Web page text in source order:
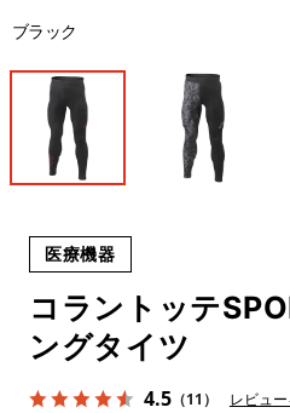
ブラック
医療機器
コラントッテ
ングタイツ
4.5（11） レビュ